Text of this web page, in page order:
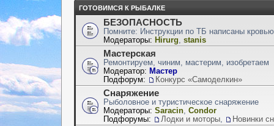
ГОТОВИМСЯ К РЫБАЛКЕ
БЕЗОПАСНОСТЬ
Помните: Инструкции по ТБ написаны
Модераторы: Hirurg stanis
Мастерская
Ремонтируем, чиним, мастерим, изобретаем
Модератор: Мастер
Подфорум:
Конкурс «Самоделкин»
Снаряжение
Рыболовное и туристическое снаряжение
Модераторы: Saracin Condor
Подфорумы:
Лодки и моторы Новинки